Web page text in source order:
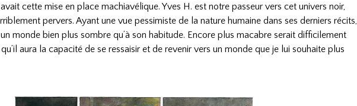
avait cette mise en place machiavélique. Yves H. est notre passeur vers cet univers noir,
pervers. Ayant une vue pessimiste de la nature humaine dans ses derniers récits,
monde bien plus sombre qu’à son habitude. Encore plus macabre serait difficilement
qu’il aura la capacité de se ressaisir et de revenir vers un monde que je lui souhaite plus